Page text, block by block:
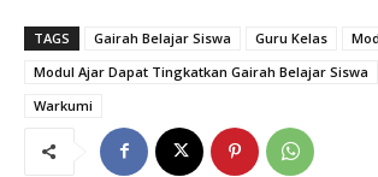
TAGS Gairah Belajar Siswa Guru Kelas
Modul Ajar Dapat Tingkatkan Gairah Belajar Siswa
Warkumi